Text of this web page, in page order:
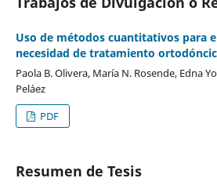
Uso de métodos cuantitativos para
necesidad de tratamiento
Paola B. Olivera, María N. Rosende, Edna
Peláez
PDF
Resumen de Tesis